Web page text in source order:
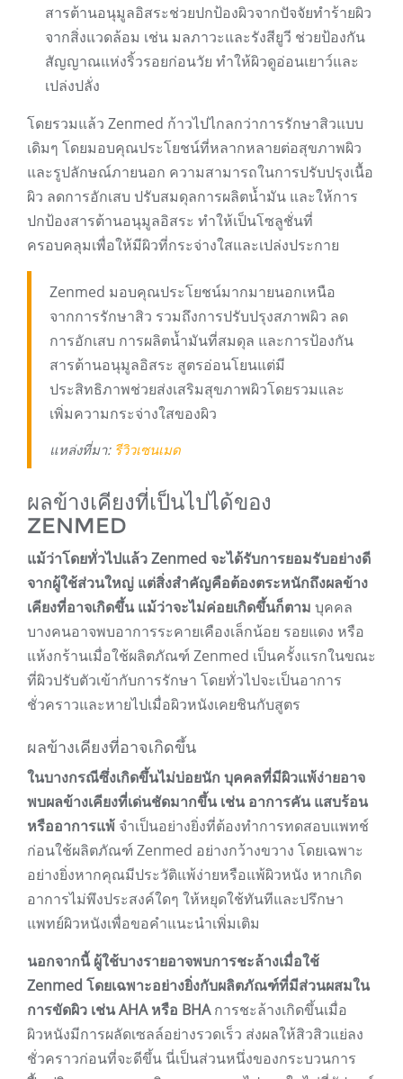
สารต้านอนุมูลอิสระช่วยปกป้องผิวจากปัจจัยทำร้ายผิว
จากสิ่งแวดล้อม เช่น มลภาวะและรังสียูวี ช่วยป้องกัน
สัญญาณแห่งริ้วรอยก่อนวัย ทำให้ผิวดูอ่อนเยาว์และ
เปล่งปลั่ง
โดยรวมแล้ว Zenmed ก้าวไปไกลกว่าการรักษาสิวแบบ
เดิมๆ โดยมอบคุณประโยชน์ที่หลากหลายต่อสุขภาพผิว
และรูปลักษณ์ภายนอก ความสามารถในการปรับปรุงเนื้อ
ผิว ลดการอักเสบ ปรับสมดุลการผลิตน้ำมัน และให้การ
ปกป้องสารต้านอนุมูลอิสระ ทำให้เป็นโซลูชั่นที่
ครอบคลุมเพื่อให้มีผิวที่กระจ่างใสและเปล่งประกาย
Zenmed มอบคุณประโยชน์มากมายนอกเหนือ
จากการรักษาสิว รวมถึงการปรับปรุงสภาพผิว ลด
การอักเสบ การผลิตน้ำมันที่สมดุล และการป้องกัน
สารต้านอนุมูลอิสระ สูตรอ่อนโยนแต่มี
ประสิทธิภาพช่วยส่งเสริมสุขภาพผิวโดยรวมและ
เพิ่มความกระจ่างใสของผิว
แหล่งที่มา: รีวิวเซนเมด
ผลข้างเคียงที่เป็นไปได้ของ
ZENMED
แม้ว่าโดยทั่วไปแล้ว Zenmed จะได้รับการยอมรับอย่างดี
จากผู้ใช้ส่วนใหญ่ แต่สิ่งสำคัญคือต้องตระหนักถึงผลข้าง
เคียงที่อาจเกิดขึ้น แม้ว่าจะไม่ค่อยเกิดขึ้นก็ตาม บุคคล
บางคนอาจพบอาการระคายเคืองเล็กน้อย รอยแดง หรือ
แห้งกร้านเมื่อใช้ผลิตภัณฑ์ Zenmed เป็นครั้งแรกในขณะ
ที่ผิวปรับตัวเข้ากับการรักษา โดยทั่วไปจะเป็นอาการ
ชั่วคราวและหายไปเมื่อผิวหนังเคยชินกับสูตร
ผลข้างเคียงที่อาจเกิดขึ้น
ในบางกรณีซึ่งเกิดขึ้นไม่บ่อยนัก บุคคลที่มีผิวแพ้ง่ายอาจ
พบผลข้างเคียงที่เด่นชัดมากขึ้น เช่น อาการคัน แสบร้อน
หรืออาการแพ้ จำเป็นอย่างยิ่งที่ต้องทำการทดสอบแพทช์
ก่อนใช้ผลิตภัณฑ์ Zenmed อย่างกว้างขวาง โดยเฉพาะ
อย่างยิ่งหากคุณมีประวัติแพ้ง่ายหรือแพ้ผิวหนัง หากเกิด
อาการไม่พึงประสงค์ใดๆ ให้หยุดใช้ทันทีและปรึกษา
แพทย์ผิวหนังเพื่อขอคำแนะนำเพิ่มเติม
นอกจากนี้ ผู้ใช้บางรายอาจพบการชะล้างเมื่อใช้
Zenmed โดยเฉพาะอย่างยิ่งกับผลิตภัณฑ์ที่มีส่วนผสมใน
การขัดผิว เช่น AHA หรือ BHAการชะล้างเกิดขึ้นเมื่อ
ผิวหนังมีการผลัดเซลล์อย่างรวดเร็ว ส่งผลให้สิวสิวแย่ลง
ชั่วคราวก่อนที่จะดีขึ้น นี่เป็นส่วนหนึ่งของกระบวนการ